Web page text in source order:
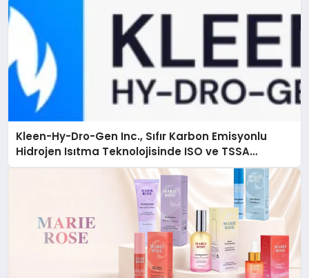
Kleen-Hy-Dro-Gen Inc., Sıfır Karbon Emisyonlu
Hidrojen Isıtma Teknolojisinde ISO ve TSSA
Düzenleyici Onaylarını Aldı